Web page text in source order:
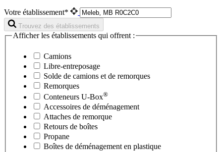
Votre établissement*
Trouvez des établissements
Afficher les établissements qui offrent :
Camions
Libre-entreposage
Solde de camions et de remorques
Remorques
Conteneurs U-Box®
Accessoires de déménagement
Attaches de remorque
Retours de boîtes
Propane
Boîtes de déménagement en plastique